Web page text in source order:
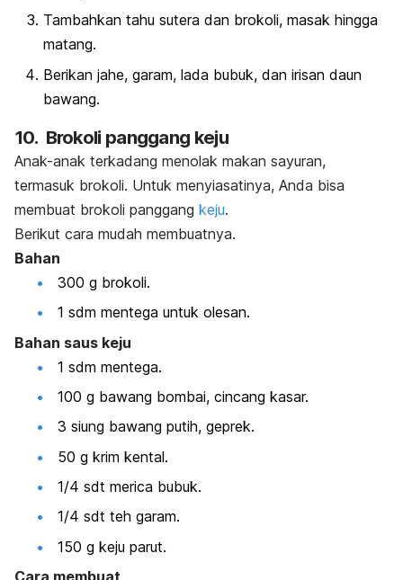
Tambahkan tahu sutera dan brokoli, masak hingga
matang.
Berikan jahe, garam, lada bubuk, dan irisan daun
bawang.
10. Brokoli panggang keju
Anak-anak terkadang menolak makan sayuran,
termasuk brokoli. Untuk menyiasatinya, Anda bisa
membuat brokoli panggang keju.
Berikut cara mudah membuatnya.
Bahan
300 g brokoli.
1 sdm mentega untuk olesan.
Bahan saus keju
1 sdm mentega.
100 g bawang bombai, cincang kasar.
3 siung bawang putih, geprek.
50 g krim kental.
1/4 sdt merica bubuk.
1/4 sdt teh garam.
150 g keju parut.